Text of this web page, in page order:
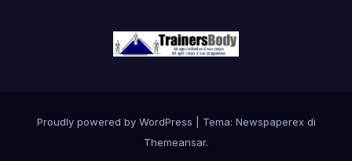
Proudly powered by WordPress
Tema: Newspaperex di
Themeansar.